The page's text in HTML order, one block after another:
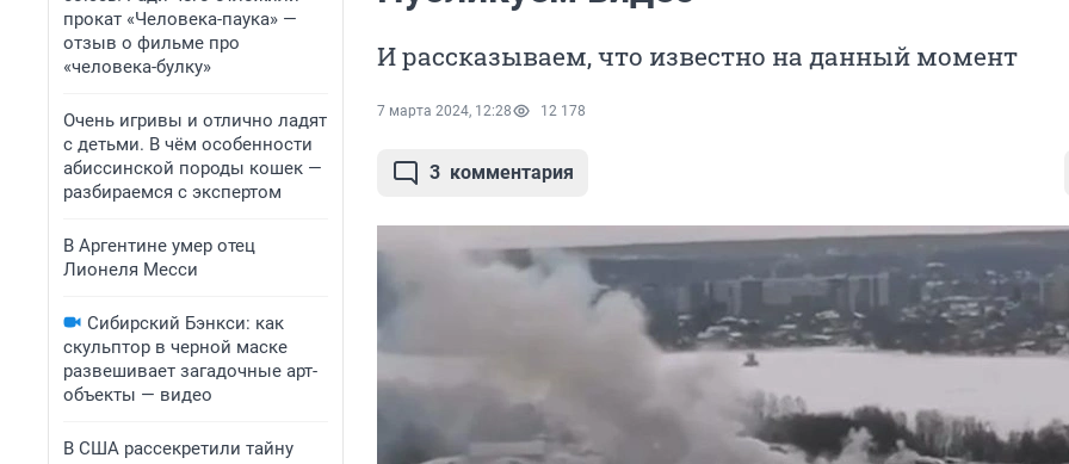
прокат «Человека-паука» —
отзыв о фильме про
«человека-булку»
Очень игривы и отлично ладят
с детьми. В чём особенности
абиссинской породы кошек —
разбираемся с экспертом
В Аргентине умер отец
Лионеля Месси
Сибирский Бэнкси: как
скульптор в черной маске
развешивает загадочные арт-
объекты — видео
В США рассекретили тайну
И рассказываем, что известно на данный момент
7 марта 2024, 12:28 12 178
3 комментария